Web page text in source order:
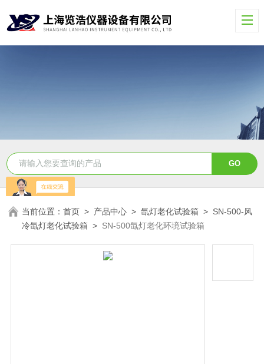
当前位置：首页 > 产品中心 >氙灯老化试验箱 > SN-500-风
冷氙灯老化试验箱 > SN-500氙灯老化环境试验箱